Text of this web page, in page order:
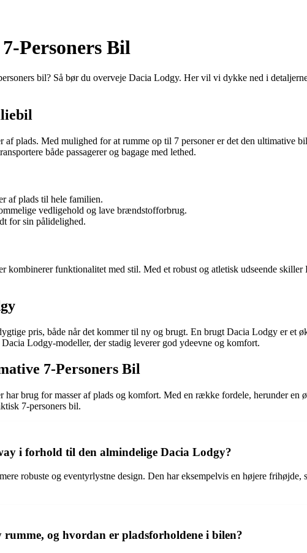
Personers Bil
bil? Så bør du overveje Dacia Lodgy. Her vil vi dykke ned i
plads. Med mulighed for at rumme op til 7 personer er det den ultimative
både passagerer og bagage med lethed.
af plads til hele familien.
vedligehold og lave brændstofforbrug.
for sin pålidelighed.
funktionalitet med stil. Med et robust og atletisk udseende
pris, både når det kommer til ny og brugt. En brugt Dacia Lodgy er et
Lodgy-modeller, der stadig leverer god ydeevne og komfort.
7-Personers Bil
har brug for masser af plads og komfort. Med en række fordele, herunder
7-personers bil.
i forhold til den almindelige Dacia Lodgy?
robuste og eventyrlystne design. Den har eksempelvis en højere
og hvordan er pladsforholdene i bilen?